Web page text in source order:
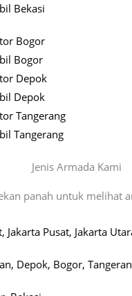
Bekasi
Bogor
Bogor
Depok
Depok
Tangerang
Tangerang
Jenis Armada Kami
panah untuk melihat
Jakarta Pusat, Jakarta
Depok, Bogor,